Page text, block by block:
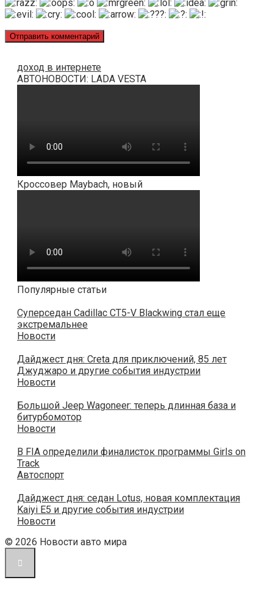
доход в интернете
АВТОНОВОСТИ: LADA VESTA
Кроссовер Maybach, новый
Популярные статьи
Суперседан Cadillac CT5-V Blackwing стал еще
экстремальнее
Новости
Дайджест дня: Creta для приключений, 85 лет
Джуджаро и другие события индустрии
Новости
Большой Jeep Wagoneer: теперь длинная база и
битурбомотор
Новости
В FIA определили финалисток программы Girls on
Track
Автоспорт
Дайджест дня: седан Lotus, новая комплектация
Kaiyi E5 и другие события индустрии
Новости
© 2026 Новости авто мира